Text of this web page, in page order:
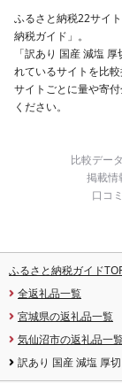
ふるさと納税22サイ
納税ガイド」。
「訳あり 国産 減塩
れているサイトを比較
サイトごとに量や寄
ください。
比較デー
掲載情
口コ
ふるさと納税ガイド
全返礼品一覧
宮城県の返礼品一覧
気仙沼市の返礼品一
訳あり 国産 減塩 厚